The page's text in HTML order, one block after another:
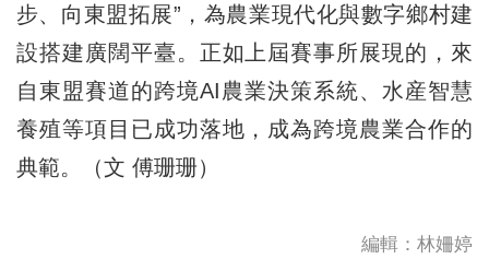
步、向東盟拓展”，為農業現代化與數字鄉村建
設搭建廣闊平臺。正如上屆賽事所展現的，來
自東盟賽道的跨境AI農業決策系統、水産智慧
養殖等項目已成功落地，成為跨境農業合作的
典範。（文 傅珊珊）
編輯：林姍婷